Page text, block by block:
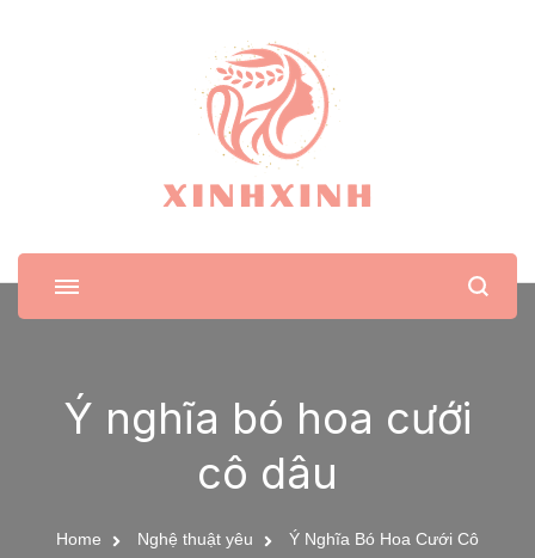
XinhXinh
Trang tin tức cho phái đẹp
Ý nghĩa bó hoa cưới
cô dâu
Home Nghệ thuật yêu
Ý Nghĩa Bó Hoa Cưới Cô